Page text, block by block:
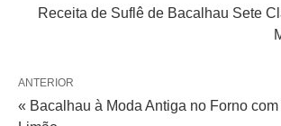
Receita de Suflê de Bacalhau Sete
ANTERIOR
« Bacalhau à Moda Antiga no Forno